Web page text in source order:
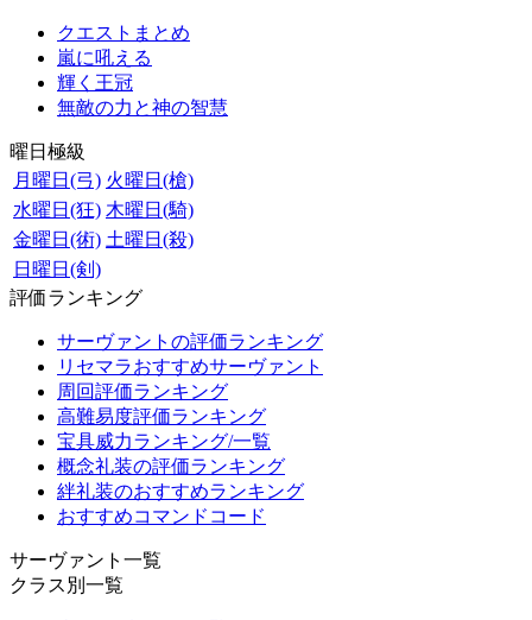
クエストまとめ
嵐に吼える
輝く王冠
無敵の力と神の智慧
曜日極級
月曜日(弓) 火曜日(槍)
水曜日(狂) 木曜日(騎)
金曜日(術) 土曜日(殺)
日曜日(剣)
評価ランキング
サーヴァントの評価ランキング
リセマラおすすめサーヴァント
周回評価ランキング
高難易度評価ランキング
宝具威力ランキング/一覧
概念礼装の評価ランキング
絆礼装のおすすめランキング
おすすめコマンドコード
サーヴァント一覧
クラス別一覧